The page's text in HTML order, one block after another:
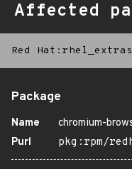
Affected
Red
Package
Name
chromium-
Purl
pkg:rpm/